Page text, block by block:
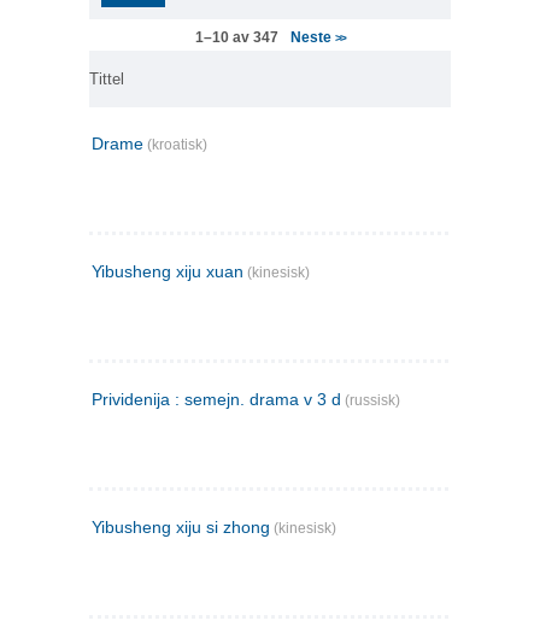
1–10 av 347 Neste >>
Tittel
Drame (kroatisk)
Yibusheng xiju xuan (kinesisk)
Prividenija : semejn. drama v 3 d (russisk)
Yibusheng xiju si zhong (kinesisk)